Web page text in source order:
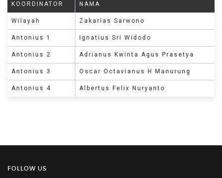
KOORDINATOR NAMA
Wilayah Zakarias Sarwono
Antonius 1 Ignatius Sri Widodo
Antonius 2 Adrianus Kwinta Agus Prasetya
Antonius 3 Oscar Octavianus H Manurung
Antonius 4 Albertus Felix Nuryanto
FOLLOW US